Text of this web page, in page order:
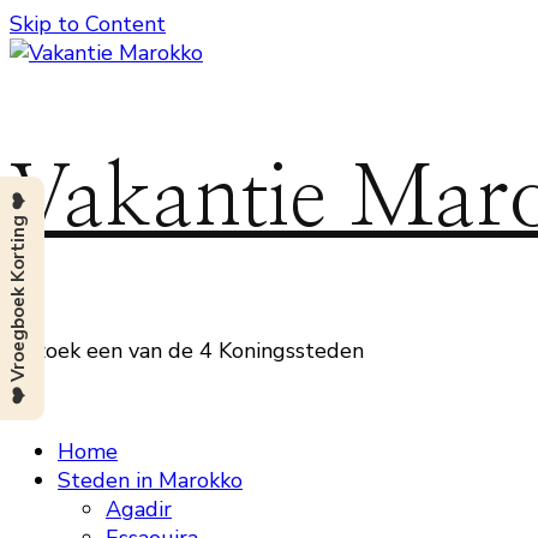
Skip to Content
Vakantie
Bezoek een van de 4 Koningssteden
Home
Steden in Marokko
Agadir
❤️ Vroegboek Korting ❤️